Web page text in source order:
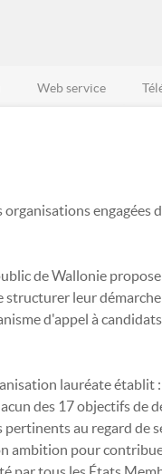
Web service
engagées
de Wallonie
structurer leur
d'appel à
lauréate établit :
des 17 objectifs de
au regard de
ambition pour